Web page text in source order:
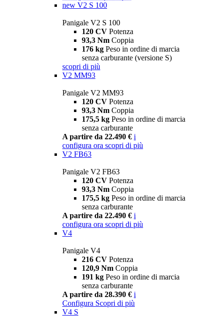
new V2 S 100
Panigale V2 S 100
120 CV Potenza
93,3 Nm Coppia
176 kg Peso in ordine di marcia
senza carburante (versione S)
scopri di più
V2 MM93
Panigale V2 MM93
120 CV Potenza
93,3 Nm Coppia
175,5 kg Peso in ordine di marcia
senza carburante
A partire da 22.490 € i
configura ora scopri di più
V2 FB63
Panigale V2 FB63
120 CV Potenza
93,3 Nm Coppia
175,5 kg Peso in ordine di marcia
senza carburante
A partire da 22.490 € i
configura ora scopri di più
V4
Panigale V4
216 CV Potenza
120,9 Nm Coppia
191 kg Peso in ordine di marcia
senza carburante
A partire da 28.390 € i
Configura Scopri di più
V4 S